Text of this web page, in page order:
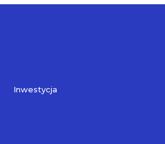
Inwestycja